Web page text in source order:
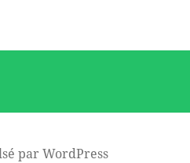
par WordPress